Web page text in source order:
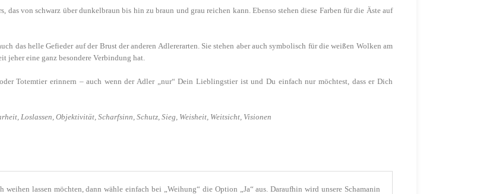
das von schwarz über dunkelbraun bis hin zu braun und grau reichen kann. Ebenso stehen diese Farben für die Äste auf
das helle Gefieder auf der Brust der anderen Adlererarten. Sie stehen aber auch symbolisch für die weißen Wolken am
jeher eine ganz besondere Verbindung hat.
Totemtier erinnern – auch wenn der Adler „nur“ Dein Lieblingstier ist und Du einfach nur möchtest, dass er Dich
Loslassen, Objektivität, Scharfsinn, Schutz, Sieg, Weisheit, Weitsicht, Visionen
lassen möchten, dann wähle einfach bei „Weihung“ die Option „Ja“ aus. Daraufhin wird unsere Schamanin